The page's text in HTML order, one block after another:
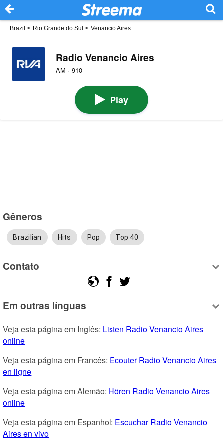
Brazil > Rio Grande do Sul > Venancio Aires
Radio Venancio Aires
AM · 910
Play
Gêneros
Brazilian Hits Pop Top 40
Contato
Em outras línguas
Veja esta página em Inglês: Listen Radio Venancio Aires
online
Veja esta página em Francês: Ecouter Radio Venancio Aires
en ligne
Veja esta página em Alemão: Hören Radio Venancio Aires
online
Veja esta página em Espanhol: Escuchar Radio Venancio
Aires en vivo